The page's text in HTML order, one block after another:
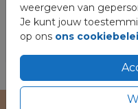
weergeven van
Je kunt jouw
op ons ons